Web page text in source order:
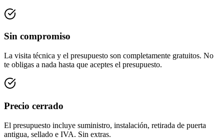
Sin compromiso
La visita técnica y el presupuesto son completamente gratuitos. No
te obligas a nada hasta que aceptes el presupuesto.
Precio cerrado
El presupuesto incluye suministro, instalación, retirada de puerta
antigua, sellado e IVA. Sin extras.